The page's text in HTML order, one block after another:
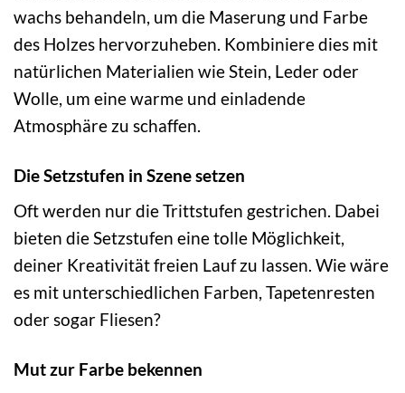
wachs behandeln, um die Maserung und Farbe
des Holzes hervorzuheben. Kombiniere dies mit
natürlichen Materialien wie Stein, Leder oder
Wolle, um eine warme und einladende
Atmosphäre zu schaffen.
Die Setzstufen in Szene setzen
Oft werden nur die Trittstufen gestrichen. Dabei
bieten die Setzstufen eine tolle Möglichkeit,
deiner Kreativität freien Lauf zu lassen. Wie wäre
es mit unterschiedlichen Farben, Tapetenresten
oder sogar Fliesen?
Mut zur Farbe bekennen